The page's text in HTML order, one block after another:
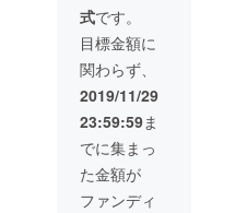
希望の
掲載内
容を備
考欄に
ご記入
くださ
い。
式です。
目標金額に
関わらず、
2019/11/29
23:59:59ま
でに集まっ
た金額が
ファンディ